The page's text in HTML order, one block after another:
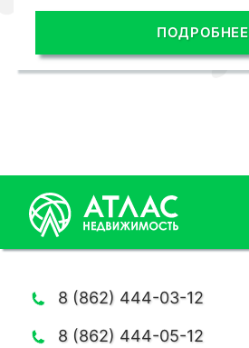
ПОДРОБНЕЕ
8 (862) 444-03-12
8 (862) 444-05-12